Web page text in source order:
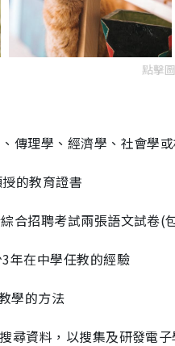
點擊
傳理學、經濟學、社會學
的教育證書
合招聘考試兩張語文試卷(
年在中學任教的經驗
學的方法
尋資料，以搜集及研發電